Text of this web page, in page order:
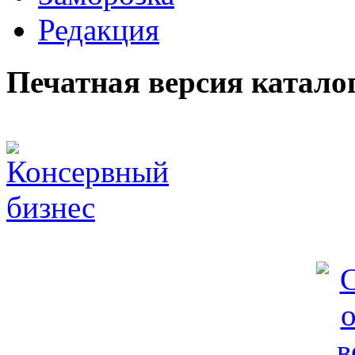
Редакция
Печатная версия